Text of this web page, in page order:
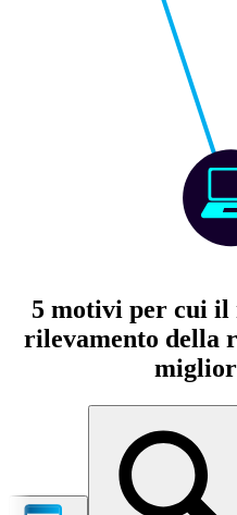
5 motivi per cui il
rilevamento della